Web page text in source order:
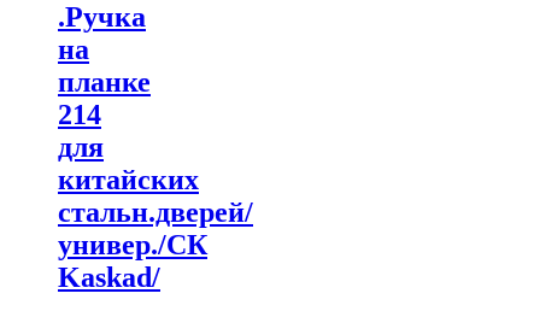
.Ручка
на
планке
214
для
китайских
стальн.дверей/
универ./CК
Kaskad/